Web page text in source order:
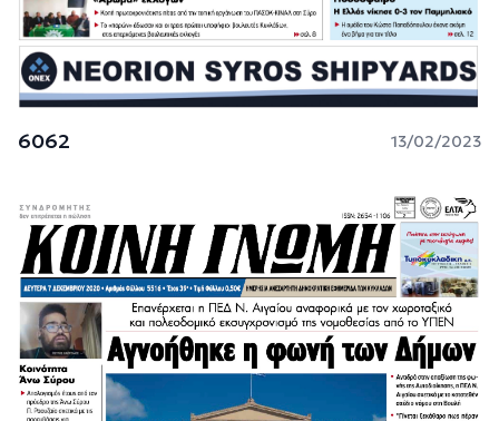
6062 13/02/2023